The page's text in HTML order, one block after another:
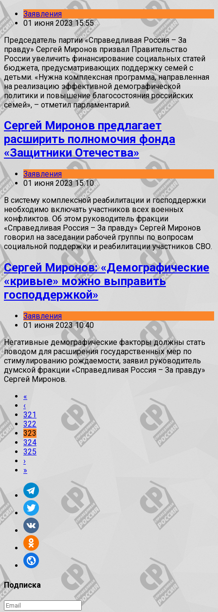
Заявления
01 июня 2023 15:55
Председатель партии «Справедливая Россия – За
правду» Сергей Миронов призвал Правительство
России увеличить финансирование социальных статей
бюджета, предусматривающих поддержку семей с
детьми. «Нужна комплексная программа, направленная
на реализацию эффективной демографической
политики и повышение благосостояния российских
семей», – отметил парламентарий.
Сергей Миронов предлагает
расширить полномочия фонда
«Защитники Отечества»
Заявления
01 июня 2023 15:10
В систему комплексной реабилитации и господдержки
необходимо включать участников всех военных
конфликтов. Об этом руководитель фракции
«Справедливая Россия – За правду» Сергей Миронов
говорил на заседании рабочей группы по вопросам
социальной поддержки и реабилитации участников СВО.
Сергей Миронов: «Демографические
«кривые» можно выправить
господдержкой»
Заявления
01 июня 2023 10:40
Негативные демографические факторы должны стать
поводом для расширения государственных мер по
стимулированию рождаемости, заявил руководитель
думской фракции «Справедливая Россия – За правду»
Сергей Миронов.
«
‹
321
322
323
324
325
›
»
Подписка